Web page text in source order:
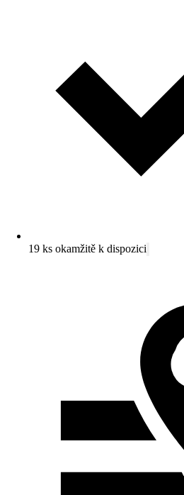
19 ks okamžitě k dispozici